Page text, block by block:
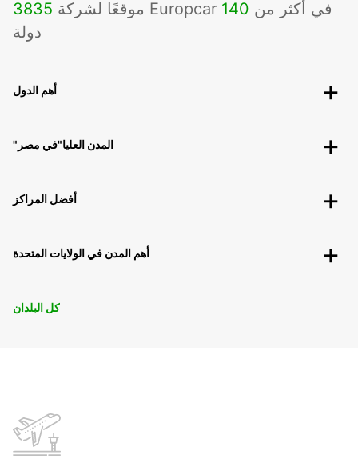
3835 موقعًا لشركة Europcar في أكثر من 140
دولة
أهم الدول
"المدن العليا"في مصر
أفضل المراكز
أهم المدن في الولايات المتحدة
كل البلدان